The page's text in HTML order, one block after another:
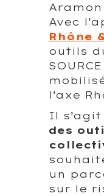
Avec
Rhône
outils
l’axe
Il
des
un
sur le